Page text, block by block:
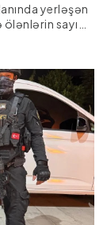
yerləşən
sayı
ki, iki
həyatını xilas